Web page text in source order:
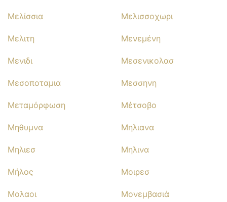
Μελίσσια Μελισσοχωρι
Μελιτη Μενεμένη
Μενιδι Μεσενικολασ
Μεσοποταμια Μεσσηνη
Μεταμόρφωση Μέτσοβο
Μηθυμνα Μηλιανα
Μηλιεσ Μηλινα
Μήλος Μοιρεσ
Μολαοι Μονεμβασιά